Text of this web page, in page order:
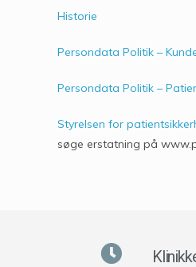
Historie
Persondata Politik –
Persondata Politik –
Styrelsen for
søge erstatning på